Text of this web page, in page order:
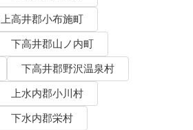
上高井郡小布施町
下高井郡山ノ内町
下高井郡野沢温泉村
上水内郡小川村
下水内郡栄村